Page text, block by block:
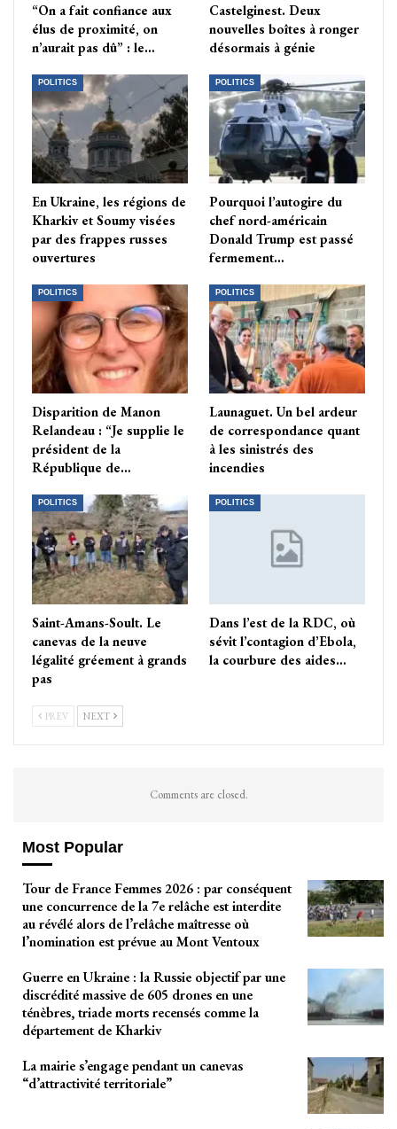
“On a fait confiance aux
élus de proximité, on
n’aurait pas dû” : le…
Castelginest. Deux
nouvelles boîtes à ronger
désormais à génie
POLITICS
En Ukraine, les régions de
Kharkiv et Soumy visées
par des frappes russes
ouvertures
POLITICS
Pourquoi l’autogire du
chef nord-américain
Donald Trump est passé
fermement…
POLITICS
Disparition de Manon
Relandeau : “Je supplie le
président de la
République de…
POLITICS
Launaguet. Un bel ardeur
de correspondance quant
à les sinistrés des
incendies
POLITICS
Saint-Amans-Soult. Le
canevas de la neuve
légalité gréement à grands
pas
POLITICS
Dans l’est de la RDC, où
sévit l’contagion d’Ebola,
la courbure des aides…
PREV NEXT
Comments are closed.
Most Popular
Tour de France Femmes 2026 : par conséquent
une concurrence de la 7e relâche est interdite
au révélé alors de l’relâche maîtresse où
l’nomination est prévue au Mont Ventoux
Guerre en Ukraine : la Russie objectif par une
discrédité massive de 605 drones en une
ténèbres, triade morts recensés comme la
département de Kharkiv
La mairie s’engage pendant un canevas
“d’attractivité territoriale”